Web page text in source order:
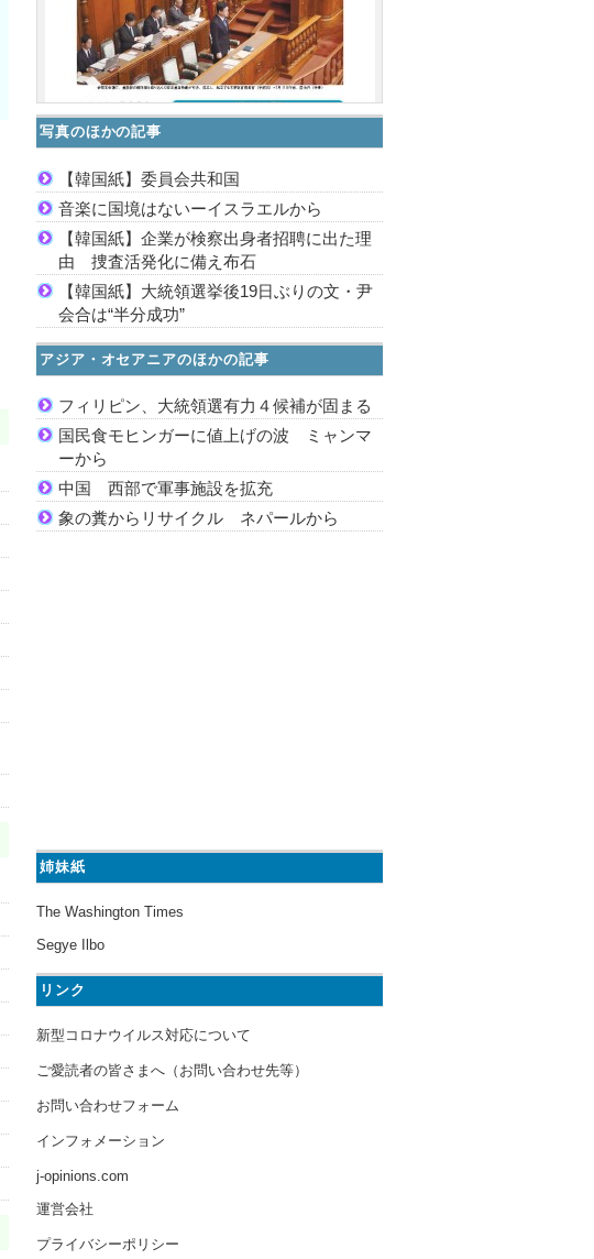
写真のほかの記事
【韓国紙】委員会共和国
音楽に国境はないーイスラエルから
【韓国紙】企業が検察出身者招聘に出た理
由 捜査活発化に備え布石
【韓国紙】大統領選挙後19日ぶりの文・尹
会合は“半分成功”
アジア・オセアニアのほかの記事
フィリピン、大統領選有力４候補が固まる
国民食モヒンガーに値上げの波 ミャンマ
ーから
中国 西部で軍事施設を拡充
象の糞からリサイクル ネパールから
姉妹紙
The Washington Times
Segye Ilbo
リンク
新型コロナウイルス対応について
ご愛読者の皆さまへ（お問い合わせ先等）
お問い合わせフォーム
インフォメーション
j-opinions.com
運営会社
プライバシーポリシー